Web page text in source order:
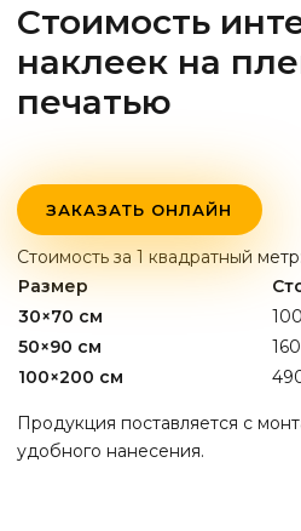
Стоимость
наклеек на
печатью
ЗАКАЗАТЬ ОНЛАЙН
Стоимость за 1 квадратный
Размер
30×70 см
50×90 см
100×200 см
Продукция поставляется с
удобного нанесения.